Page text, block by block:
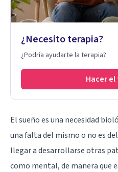
¿Necesito terapia?
¿Podría ayudarte la terapia?
Hacer
El sueño es una necesidad
una falta del mismo o no es
llegar a desarrollarse otras
como mental, de manera que